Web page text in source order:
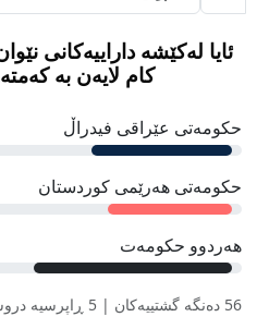
ئایا لەکێشە داراییەکانی
کام لایەن بە
حکومەتی عێراقی فیدراڵ
حکومەتی هەرێمی کوردستان
هەردوو حکومەت
56 دەنگە گشتییەکان | 5 ڕاپرسیە دروستکراوەکان